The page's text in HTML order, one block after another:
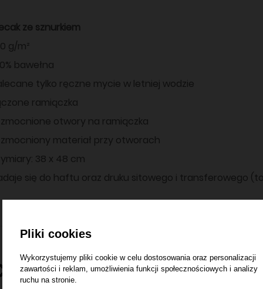
ze sznurkiem
g/m²
bawełna
tylko ręczne mycie w letniej wodzie
ramiączka
otwory na ramiączka
materiał przy otworach
38 x 48 cm
się do haftu oraz druku sitowego i transferowego
Pliki cookies
Wykorzystujemy pliki cookie w celu dostosowania oraz personalizacji
zawartości i reklam, umożliwienia funkcji społecznościowych i analizy
ruchu na stronie.